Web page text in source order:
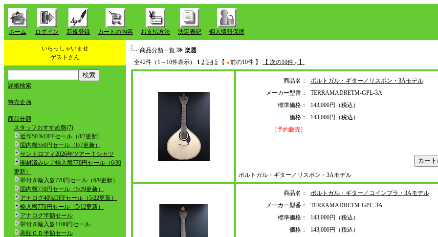
ホーム ログイン 新規登録 カートの内容 お支払方法 法定表記 個人情報保護
いらっしゃいませ
ゲストさん
詳細検索
特売企画
商品分類
スタッフおすすめ盤(7)
近作50％OFFセール（8/7更新）
国内盤550円セール（8/7更新）
サントロフィ2026年ツアーＴシャツ
開封済みレア輸入盤770円セール（6/30
更新）
帯付き輸入盤770円セール（6/9更新）
国内盤770円セール（5/29更新）
アナログ40%OFFセール（5/22更新）
輸入盤770円セール（5/12更新）
アナログ半額セール
帯付き輸入盤1100円セール
高額ＣＤ半額セール
商品分類一覧
楽器
全42件（1～10件表示） 1 2 3 4 5 【 前の10件 】 【 次の10件 】
商品名：
ポルトガル・ギター／リスボン・3Aモデル
メーカー型番：
TERRAMADRETM-GPL-3A
標準価格：
143,000円（税込）
価格：
143,000円（税込）
[予約販売]
ポルトガル・ギター／リスボン・3Aモデル
商品名：
ポルトガル・ギター／コインブラ・3Aモデル
メーカー型番：
TERRAMADRETM-GPC-3A
標準価格：
143,000円（税込）
価格：
143,000円（税込）